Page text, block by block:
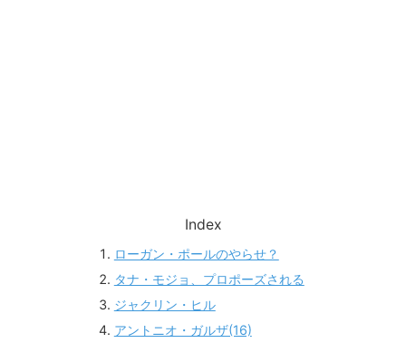
Index
ローガン・ポールのやらせ？
タナ・モジョ、プロポーズされる
ジャクリン・ヒル
アントニオ・ガルザ(16)